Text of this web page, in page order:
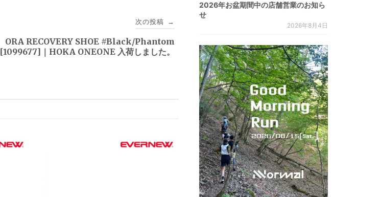
次の投稿 →
ORA RECOVERY SHOE #Black/Phantom
[1099677]｜HOKA ONEONE 入荷しました。
2026年お盆期間中の店舗営業のお知ら
せ
2026年8月4日